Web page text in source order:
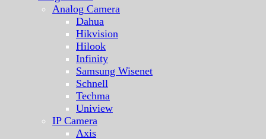
Analog Camera
Dahua
Hikvision
Hilook
Infinity
Samsung Wisenet
Schnell
Techma
Uniview
IP Camera
Axis